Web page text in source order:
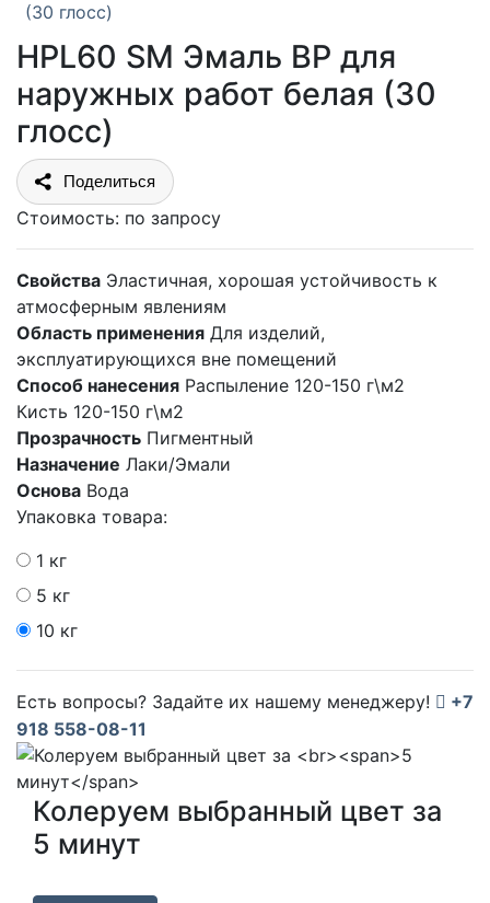
(30 глосс)
HPL60 SM Эмаль ВР для
наружных работ белая (30
глосс)
Поделиться
Стоимость: по запросу
Свойства Эластичная, хорошая устойчивость к
атмосферным явлениям
Область применения Для изделий,
эксплуатирующихся вне помещений
Способ нанесения Распыление 120-150 г\м2
Кисть 120-150 г\м2
Прозрачность Пигментный
Назначение Лаки/Эмали
Основа Вода
Упаковка товара:
1 кг
5 кг
10 кг
Есть вопросы? Задайте их нашему менеджеру!
+7
918 558-08-11
Колеруем выбранный цвет за
5 минут